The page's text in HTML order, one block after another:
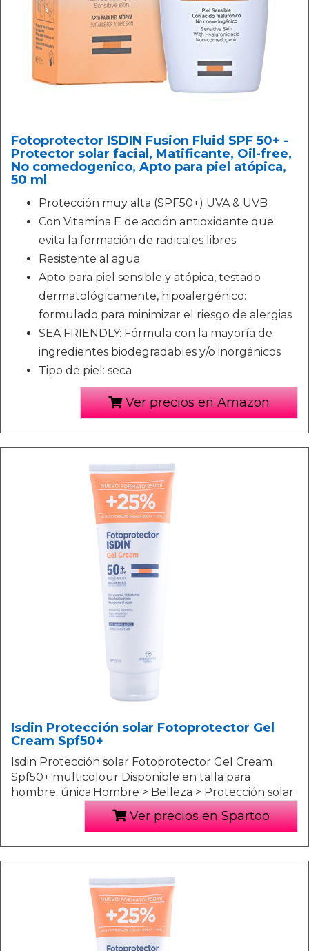
Fotoprotector ISDIN Fusion Fluid SPF 50+ -
Protector solar facial, Matificante, Oil-free,
No comedogenico, Apto para piel atópica,
50 ml
Protección muy alta (SPF50+) UVA & UVB
Con Vitamina E de acción antioxidante que
evita la formación de radicales libres
Resistente al agua
Apto para piel sensible y atópica, testado
dermatológicamente, hipoalergénico:
formulado para minimizar el riesgo de alergias
SEA FRIENDLY: Fórmula con la mayoría de
ingredientes biodegradables y/o inorgánicos
Tipo de piel: seca
Ver precios en Amazon
Isdin Protección solar Fotoprotector Gel
Cream Spf50+
Isdin Protección solar Fotoprotector Gel Cream
Spf50+ multicolour Disponible en talla para
hombre. única.Hombre > Belleza > Protección solar
Ver precios en Spartoo